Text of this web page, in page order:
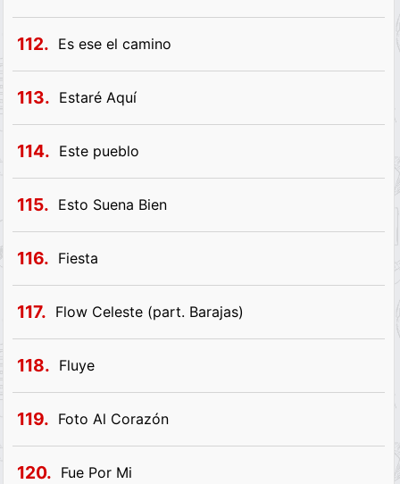
112. Es ese el camino
113. Estaré Aquí
114. Este pueblo
115. Esto Suena Bien
116. Fiesta
117. Flow Celeste (part. Barajas)
118. Fluye
119. Foto Al Corazón
120. Fue Por Mi